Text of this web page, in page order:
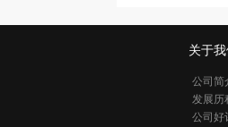
关于我
公司简
发展历
公司好